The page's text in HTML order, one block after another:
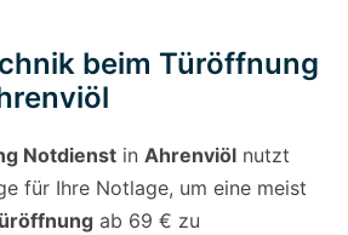
beim Türöffnung
Notdienst in Ahrenviöl nutzt
für Ihre Notlage, um eine meist
ab 69 € zu